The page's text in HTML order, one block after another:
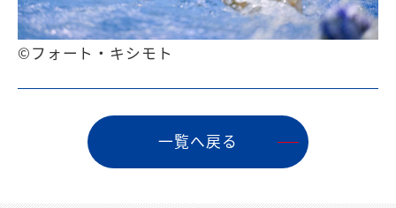
©フォート・キシモト
⼀覧へ戻る